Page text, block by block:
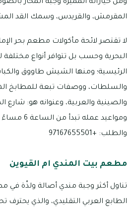
ومن خياراته المميزة وجبة المحار
المقرمش، والقريدس، وسمك القد
لا تقتصر لائحة مأكولات مطعم بحر
البحرية وحسب بل تتوافر أنواع
الرئيسية؛ ومنها الشيش طاووق
والسلطات، ووصفات تبعة للمطابخ
والصينية والعربية، وعنوانه هو: شارع
والطلب: +97167655501
مطعم بيت المندي ام القيوين
تناول أكثر وجبة مندي أصالة ولذّة في
الطابع العربي التقليدي، والذي يحترف